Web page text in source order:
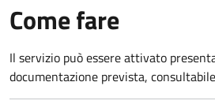
Come fare
Il servizio può essere attivato
documentazione prevista,